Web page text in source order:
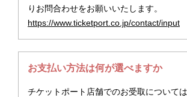
りお問合わせをお願いいたします。
https://www.ticketport.co.jp/contact/input
お支払い方法は何が選べますか
チケットポート店舗でのお受取について